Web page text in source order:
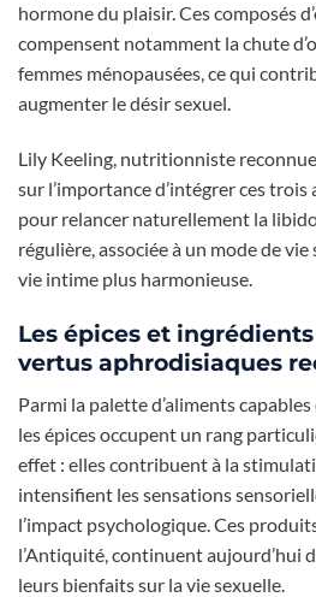
hormone du plaisir. Ces composés
compensent notamment la chute
femmes ménopausées, ce qui
augmenter le désir sexuel.
Lily Keeling, nutritionniste
sur l’importance d’intégrer ces trois
pour relancer naturellement la
régulière, associée à un mode de
vie intime plus harmonieuse.
Les épices et
vertus aphrodisiaques
Parmi la palette d’aliments
les épices occupent un rang
effet : elles contribuent à la
intensifient les sensations
l’impact psychologique. Ces
l’Antiquité, continuent aujourd’hui
leurs bienfaits sur la vie sexuelle.